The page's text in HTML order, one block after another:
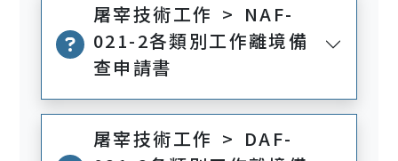
屠宰技術工作 > NAF-
021-2各類別工作離境備
查申請書
屠宰技術工作 > DAF-